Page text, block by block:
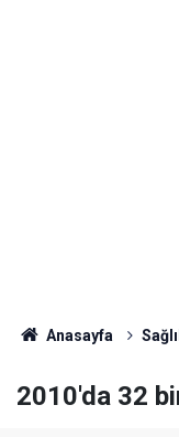
Anasayfa
2010'da 32